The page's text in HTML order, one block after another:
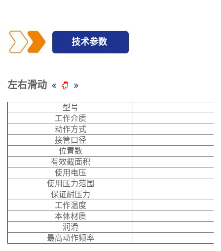
技术参数
左右滑动
型号
工作介质
动作方式
接管口径
位置数
有效截面积
使用电压
使用压力范围
保证耐压力
工作温度
本体材质
润滑
最高动作频率